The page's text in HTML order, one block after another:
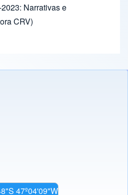
Narrativas e
CRV)
47º04'09"W